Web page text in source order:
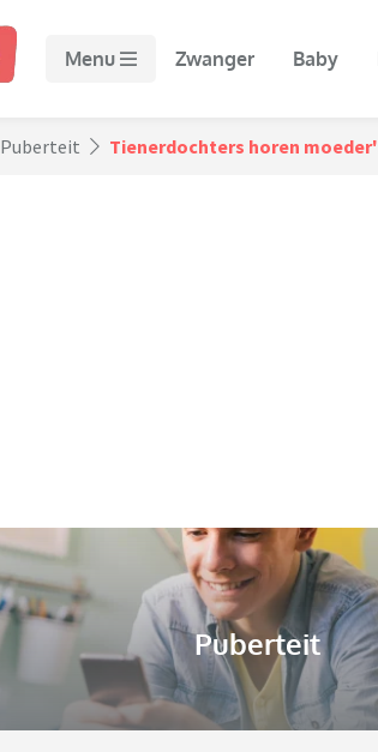
Menu Zwanger Baby
Puberteit Tienerdochters horen
Puberteit